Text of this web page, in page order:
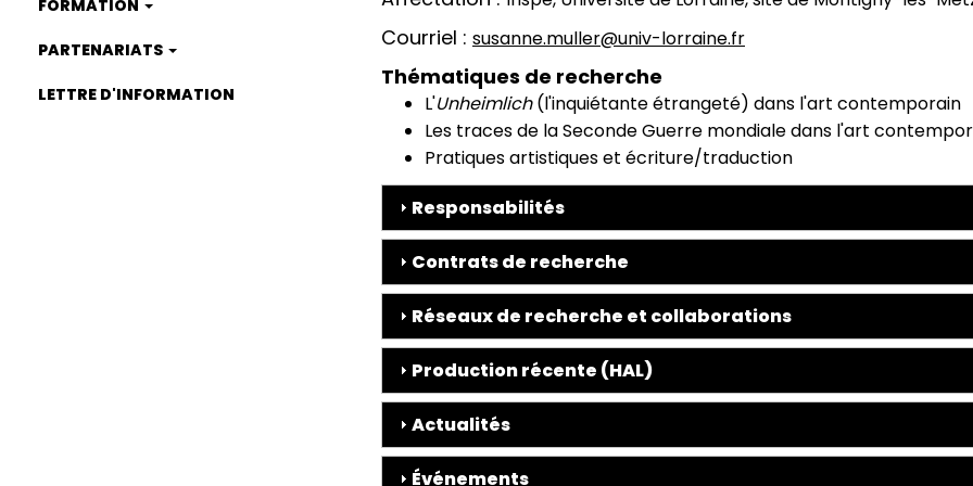
FORMATION
PARTENARIATS
LETTRE D'INFORMATION
Courriel susanne.muller@univ-lorraine.fr
Thématiques de recherche
L'Unheimlich(l'inquiétante étrangeté) dans l'art contemporain
Les traces de la Seconde Guerre mondiale dans l'art
Pratiques artistiques et écriture/traduction
Responsabilités
Contrats de recherche
Réseaux de recherche et collaborations
Production récente (HAL)
Actualités
Événements